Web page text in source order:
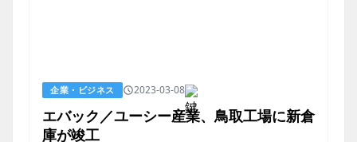
企業・ビジネス 2023-03-08
エバック／ユーシー産業、鳥取工場に新倉
庫が竣工